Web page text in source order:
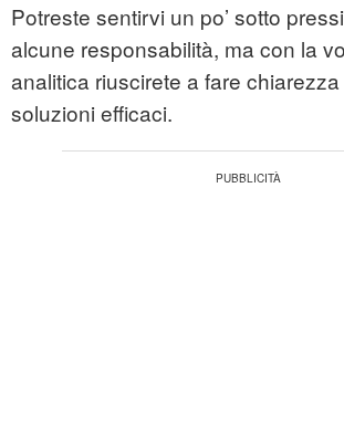
Potreste sentirvi un po’ sotto
alcune responsabilità, ma con la
analitica riuscirete a fare
soluzioni efficaci.